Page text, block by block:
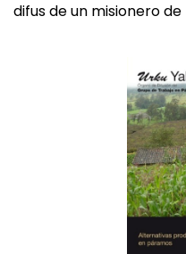
difus de un misionero